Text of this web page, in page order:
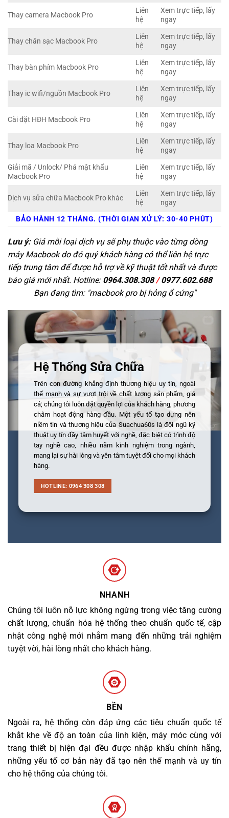
Thay camera Macbook Pro
Liên
hệ
Xem trực tiếp, lấy
ngay
Thay chân sạc Macbook Pro
Liên
hệ
Xem trực tiếp, lấy
ngay
Thay bàn phím Macbook Pro
Liên
hệ
Xem trực tiếp, lấy
ngay
Thay ic wifi/nguồn Macbook Pro
Liên
hệ
Xem trực tiếp, lấy
ngay
Cài đặt HĐH Macbook Pro
Liên
hệ
Xem trực tiếp, lấy
ngay
Thay loa Macbook Pro
Liên
hệ
Xem trực tiếp, lấy
ngay
Giải mã / Unlock/ Phá mật khẩu
Macbook Pro
Liên
hệ
Xem trực tiếp, lấy
ngay
Dịch vụ sửa chữa Macbook Pro khác
Liên
hệ
Xem trực tiếp, lấy
ngay
BẢO HÀNH 12 THÁNG. (THỜI GIAN XỬ LÝ: 30-40 PHÚT)
Lưu ý:Giá mỗi loại dịch vụ sẽ phụ thuộc vào từng dòng
máy Macbook do đó quý khách hàng có thể liên hệ trực
tiếp trung tâm để được hỗ trợ về kỹ thuật tốt nhất và được
báo giá mới nhất. Hotline: 0964.308.308/0977.602.688
Bạn đang tìm: "macbook pro bị hỏng ổ cứng"
Hệ Thống Sửa Chữa
Trên con đường khẳng định thương hiệu uy tín, ngoài
thế mạnh và sự vượt trội về chất lượng sản phẩm, giá
cả; chúng tôi luôn đặt quyền lợi của khách hàng, phương
châm hoạt động hàng đầu. Một yếu tố tạo dựng nên
niềm tin và thương hiệu của Suachua60s là đội ngũ kỹ
thuật uy tín đầy tâm huyết với nghề, đặc biệt có trình độ
tay nghề cao, nhiều năm kinh nghiệm trong ngành,
mang lại sự hài lòng và yên tâm tuyệt đối cho mọi khách
hàng.
HOTLINE: 0964 308 308
NHANH
Chúng tôi luôn nỗ lực không ngừng trong việc tăng cường
chất lượng, chuẩn hóa hệ thống theo chuẩn quốc tế, cập
nhật công nghệ mới nhằm mang đến những trải nghiệm
tuyệt vời, hài lòng nhất cho khách hàng.
BỀN
Ngoài ra, hệ thống còn đáp ứng các tiêu chuẩn quốc tế
khắt khe về độ an toàn của linh kiện, máy móc cùng với
trang thiết bị hiện đại đều được nhập khẩu chính hãng,
những yếu tố cơ bản này đã tạo nên thế mạnh và uy tín
cho hệ thống của chúng tôi.